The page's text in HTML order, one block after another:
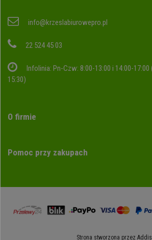
info@krzeslabiurowepro.pl
22 524 45 03
Infolinia: Pn-Czw: 8:00-13:00 i 14:00-17:00
15:30)
O firmie
Pomoc przy zakupach
Strona stworzona przez Addis